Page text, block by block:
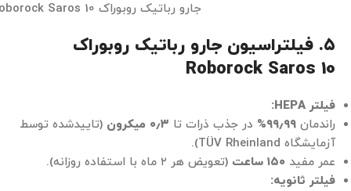
جارو رباتیک روبوراک Roborock Saros 10
۵. فیلتراسیون جارو رباتیک روبوراک
Roborock Saros 10
فیلتر HEPA:
راندمان ۹۹٫۹۹% در جذب ذرات تا ۰٫۳ میکرون
(تاییدشده توسط
آزمایشگاه TÜV Rheinland).
عمر مفید ۱۵۰ ساعت
(تعویض هر ۲ ماه با استفاده روزانه).
فیلتر ثانویه: